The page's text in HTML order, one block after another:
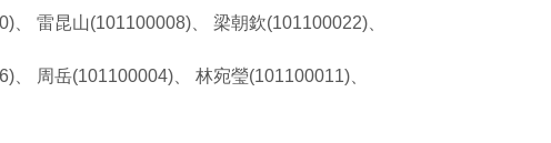
雷昆山(101100008)、 梁朝欽(101100022)、
周岳(101100004)、 林宛瑩(101100011)、